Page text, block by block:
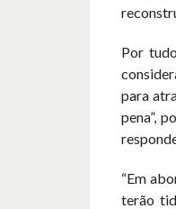
Por
para
pena”,
“Em
terão